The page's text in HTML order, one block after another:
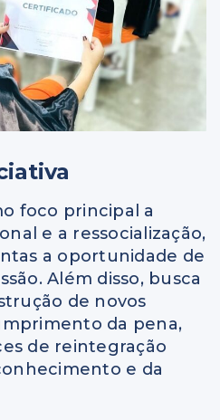
foco principal a
e a ressocialização,
a oportunidade de
Além disso, busca
de novos
da pena,
de reintegração
e da